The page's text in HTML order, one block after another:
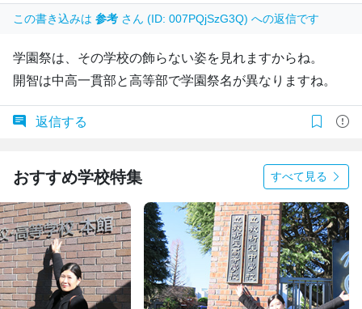
この書き込みは 参考 さん (ID: 007PQjSzG3Q) への返信です
学園祭は、その学校の飾らない姿を見れますからね。
開智は中高一貫部と高等部で学園祭名が異なりますね。
返信する
おすすめ学校特集 すべて見る